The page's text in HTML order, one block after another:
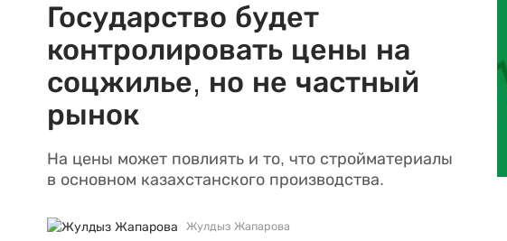
Государство будет
контролировать цены на
соцжилье, но не частный
рынок
На цены может повлиять и то, что стройматериалы
в основном казахстанского производства.
Жулдыз Жапарова